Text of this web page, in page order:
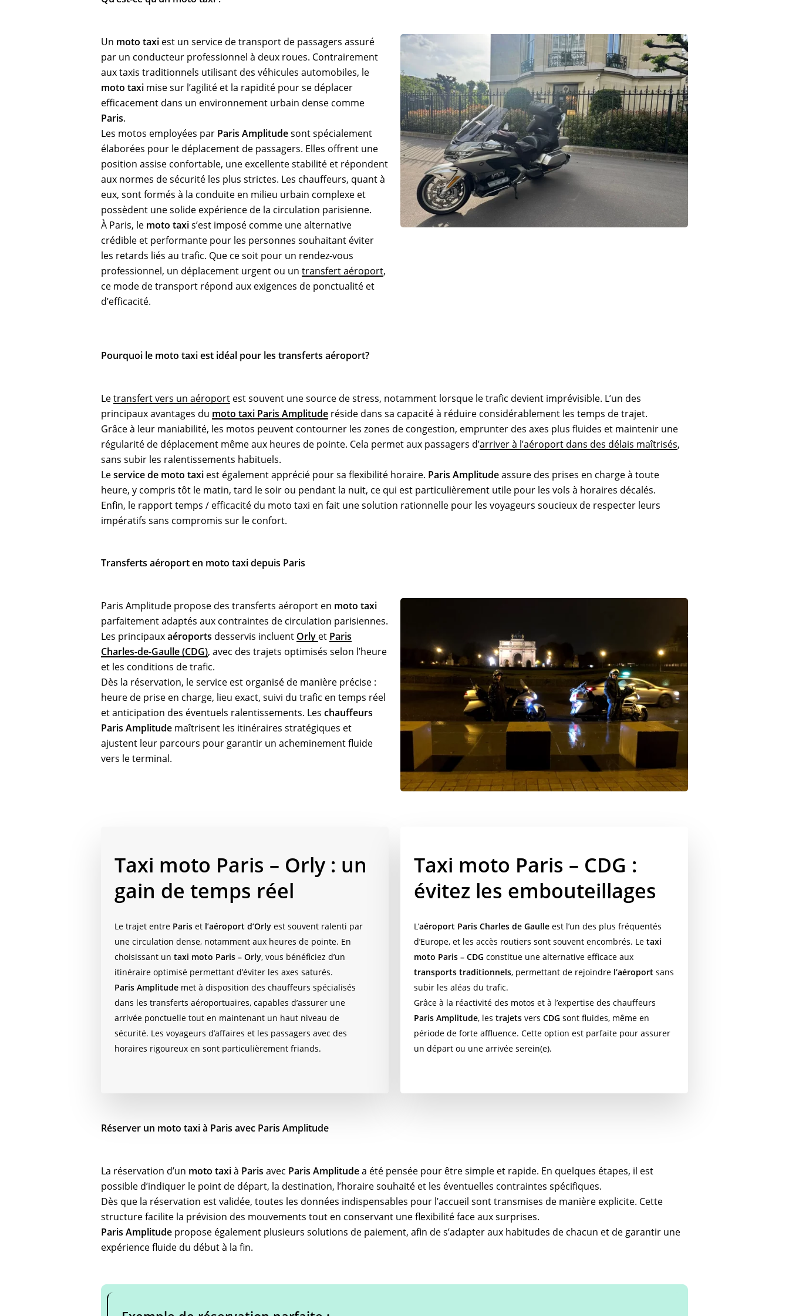
Un moto taxi est un service de transport de passagers assuré
par un conducteur professionnel à deux roues. Contrairement
aux taxis traditionnels utilisant des véhicules automobiles, le
moto taxi mise sur l’agilité et la rapidité pour se déplacer
efficacement dans un environnement urbain dense comme
Paris.
Les motos employées par Paris Amplitudesont spécialement
élaborées pour le déplacement de passagers. Elles offrent une
position assise confortable, une excellente stabilité et répondent
aux normes de sécurité les plus strictes. Les chauffeurs, quant à
eux, sont formés à la conduite en milieu urbain complexe et
possèdent une solide expérience de la circulation parisienne.
À Paris, le moto taxis’est imposé comme une alternative
crédible et performante pour les personnes souhaitant éviter
les retards liés au trafic. Que ce soit pour un rendez-vous
professionnel, un déplacement urgent ou untransfert aéroport,
ce mode de transport répond aux exigences de ponctualité et
d’efficacité.
Pourquoi le moto taxi est idéal pour les transferts aéroport?
Letransfert vers un aéroport est souvent une source de stress, notamment lorsque le trafic devient imprévisible. L’un des
principaux avantages du moto taxi Paris Amplitude réside dans sa capacité à réduire considérablement les temps de trajet.
Grâce à leur maniabilité, les motos peuvent contourner les zones de congestion, emprunter des axes plus fluides et maintenir une
régularité de déplacement même aux heures de pointe. Cela permet aux passagers d’arriver à l’aéroport dans des délais maîtrisés,
sans subir les ralentissements habituels.
Leservice de moto taxi est également apprécié pour sa flexibilité horaire. Paris Amplitudeassure des prises en charge à toute
heure, y compris tôt le matin, tard le soir ou pendant la nuit, ce qui est particulièrement utile pour les vols à horaires décalés.
Enfin, le rapport temps / efficacité du moto taxi en fait une solution rationnelle pour les voyageurs soucieux de respecter leurs
impératifs sans compromis sur le confort.
Transferts aéroport en moto taxi depuis Paris
Paris Amplitude propose des transferts aéroport en moto taxi
parfaitement adaptés aux contraintes de circulation parisiennes.
Les principauxaéroports desservis incluent Orly et Paris
Charles-de-Gaulle (CDG), avec des trajets optimisés selon l’heure
et les conditions de trafic.
Dès la réservation, le service est organisé de manière précise :
heure de prise en charge, lieu exact, suivi du trafic en temps réel
et anticipation des éventuels ralentissements. Leschauffeurs
Paris Amplitude maîtrisent les itinéraires stratégiques et
ajustent leur parcours pour garantir un acheminement fluide
vers le terminal.
Taxi moto Paris – Orly : un
gain de temps réel
Le trajet entre Pariset l’aéroport d’Orly est souvent ralenti par
une circulation dense, notamment aux heures de pointe. En
choisissant untaxi moto Paris – Orly, vous bénéficiez d’un
itinéraire optimisé permettant d’éviter les axes saturés.
Paris Amplitude met à disposition des chauffeurs spécialisés
dans les transferts aéroportuaires, capables d’assurer une
arrivée ponctuelle tout en maintenant un haut niveau de
sécurité. Les voyageurs d’affaires et les passagers avec des
horaires rigoureux en sont particulièrement friands.
Taxi moto Paris – CDG :
évitez les embouteillages
L’aéroport Paris Charles de Gaulle est l’un des plus fréquentés
d’Europe, et les accès routiers sont souvent encombrés. Letaxi
moto Paris – CDG constitue une alternative efficace aux
transports traditionnels, permettant de rejoindre l’aéroportsans
subir les aléas du trafic.
Grâce à la réactivité des motos et à l’expertise des chauffeurs
Paris Amplitude, lestrajetsversCDGsont fluides, même en
période de forte affluence. Cette option est parfaite pour assurer
un départ ou une arrivée serein(e).
Réserver un moto taxi à Paris avec Paris Amplitude
La réservation d’un moto taxià Parisavec Paris Amplitudea été pensée pour être simple et rapide. En quelques étapes, il est
possible d’indiquer le point de départ, la destination, l’horaire souhaité et les éventuelles contraintes spécifiques.
Dès que la réservation est validée, toutes les données indispensables pour l’accueil sont transmises de manière explicite. Cette
structure facilite la prévision des mouvements tout en conservant une flexibilité face aux surprises.
Paris Amplitude propose également plusieurs solutions de paiement, afin de s’adapter aux habitudes de chacun et de garantir une
expérience fluide du début à la fin.